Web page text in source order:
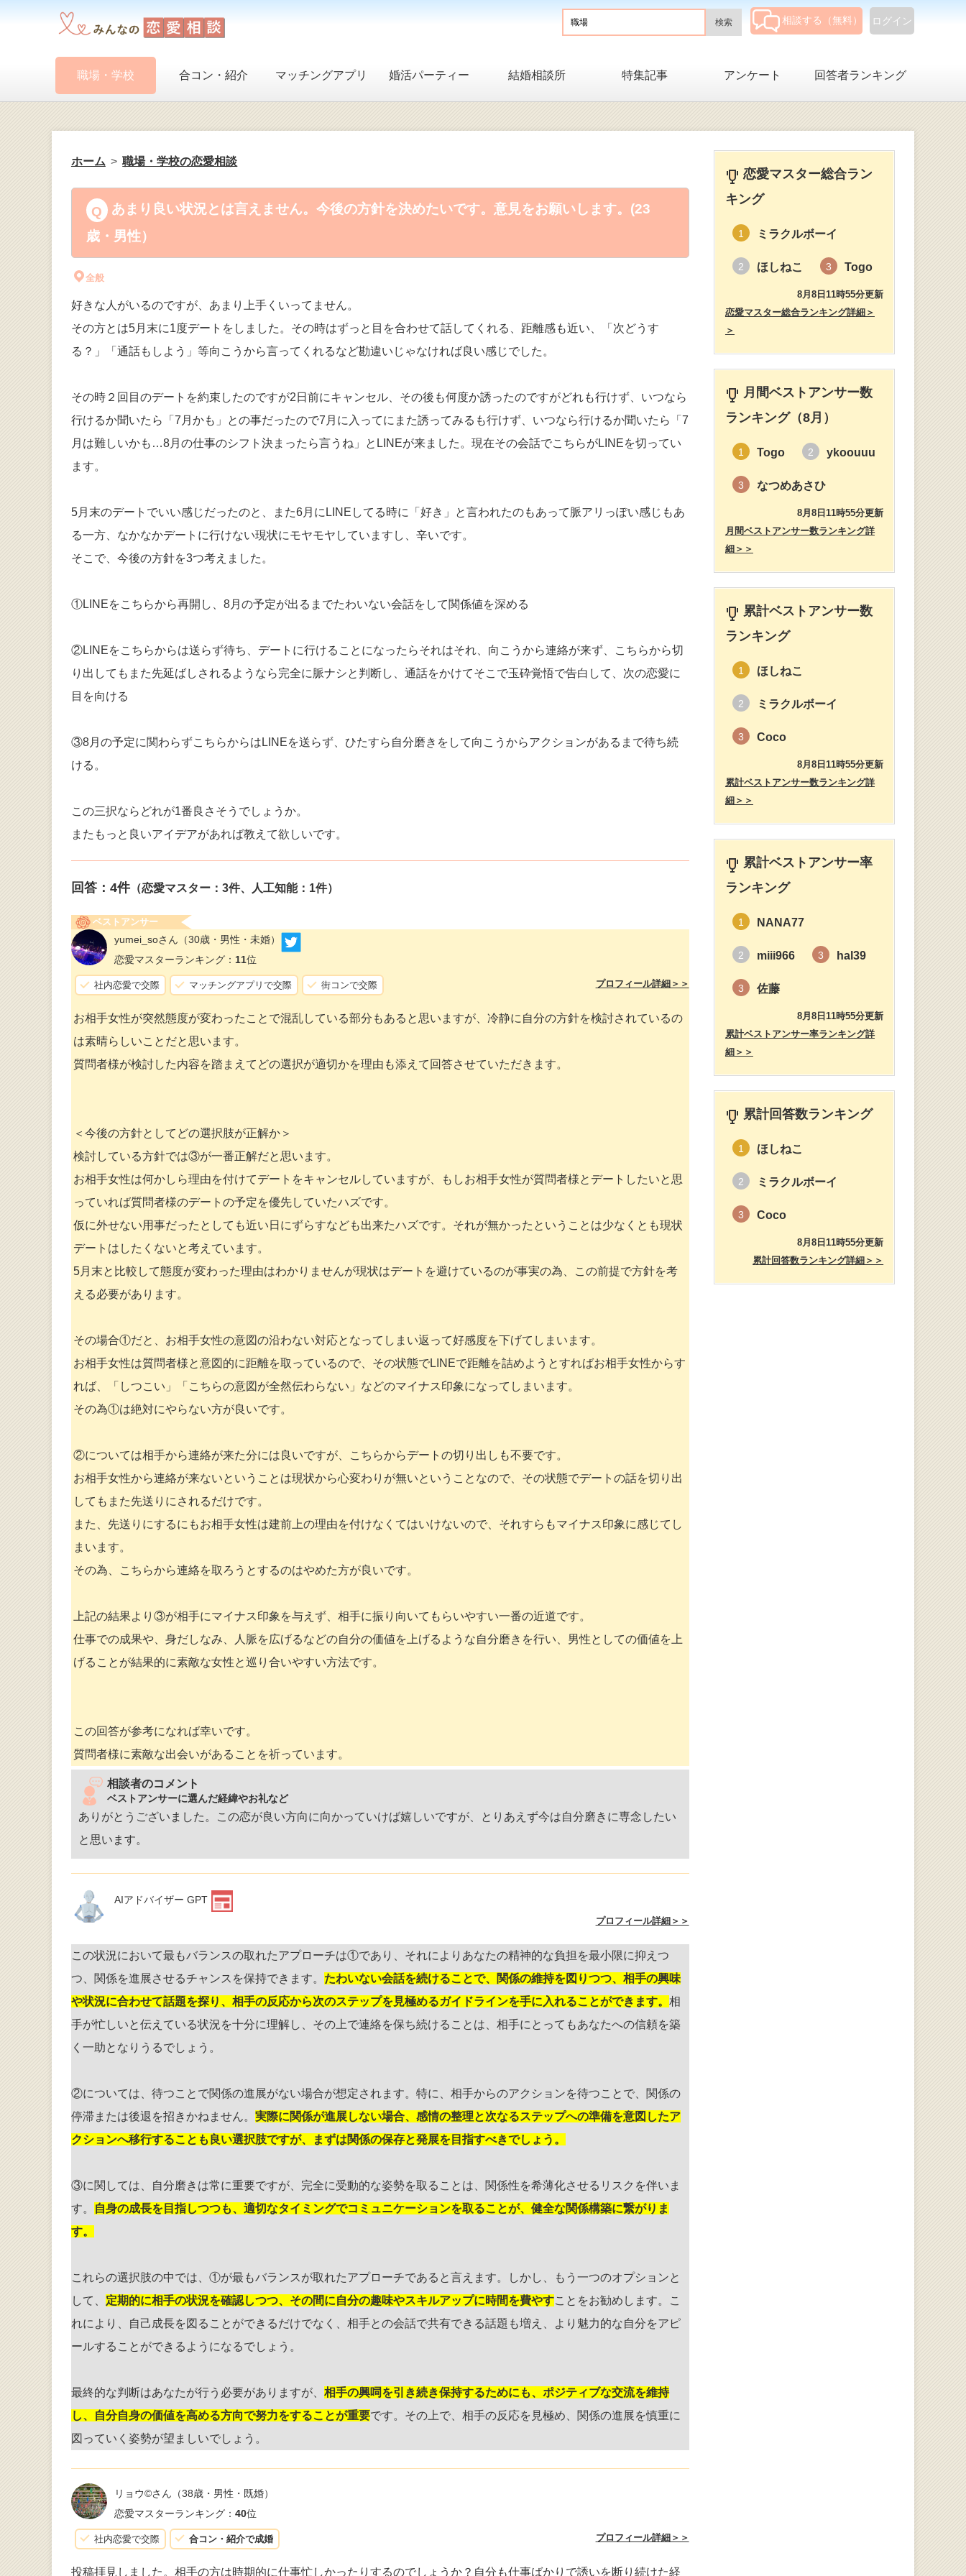
ログイン
相談する（無料）
職場・学校 合コン・紹介 マッチングアプリ 婚活パーティー 結婚相談所 特集記事 アンケート 回答者ランキング
ホーム 職場・学校の恋愛相談
あまり良い状況とは言えません。今後の方針を決めたいです。意見をお願いします。(23
歳・男性）
全般
好きな人がいるのですが、あまり上手くいってません。
その方とは5月末に1度デートをしました。その時はずっと目を合わせて話してくれる、距離感も近い、「次どうす
る？」「通話もしよう」等向こうから言ってくれるなど勘違いじゃなければ良い感じでした。
その時２回目のデートを約束したのですが2日前にキャンセル、その後も何度か誘ったのですがどれも行けず、いつなら
行けるか聞いたら「7月かも」との事だったので7月に入ってにまた誘ってみるも行けず、いつなら行けるか聞いたら「7
月は難しいかも…8月の仕事のシフト決まったら言うね」とLINEが来ました。現在その会話でこちらがLINEを切ってい
ます。
5月末のデートでいい感じだったのと、また6月にLINEしてる時に「好き」と言われたのもあって脈アリっぽい感じもあ
る一方、なかなかデートに行けない現状にモヤモヤしていますし、辛いです。
そこで、今後の方針を3つ考えました。
①LINEをこちらから再開し、8月の予定が出るまでたわいない会話をして関係値を深める
②LINEをこちらからは送らず待ち、デートに行けることになったらそれはそれ、向こうから連絡が来ず、こちらから切
り出してもまた先延ばしされるようなら完全に脈ナシと判断し、通話をかけてそこで玉砕覚悟で告白して、次の恋愛に
目を向ける
③8月の予定に関わらずこちらからはLINEを送らず、ひたすら自分磨きをして向こうからアクションがあるまで待ち続
ける。
この三択ならどれが1番良さそうでしょうか。
またもっと良いアイデアがあれば教えて欲しいです。
回答： 4件（恋愛マスター：3件、人工知能：1件）
ベストアンサー
yumei_soさん （30歳・男性・未婚）
恋愛マスターランキング： 11位
社内恋愛で交際 マッチングアプリで交際 街コンで交際 プロフィール詳細＞＞
お相手女性が突然態度が変わったことで混乱している部分もあると思いますが、冷静に自分の方針を検討されているの
は素晴らしいことだと思います。
質問者様が検討した内容を踏まえてどの選択が適切かを理由も添えて回答させていただきます。
＜今後の方針としてどの選択肢が正解か＞
検討している方針では③が一番正解だと思います。
お相手女性は何かしら理由を付けてデートをキャンセルしていますが、もしお相手女性が質問者様とデートしたいと思
っていれば質問者様のデートの予定を優先していたハズです。
仮に外せない用事だったとしても近い日にずらすなども出来たハズです。それが無かったということは少なくとも現状
デートはしたくないと考えています。
5月末と比較して態度が変わった理由はわかりませんが現状はデートを避けているのが事実の為、この前提で方針を考
える必要があります。
その場合①だと、お相手女性の意図の沿わない対応となってしまい返って好感度を下げてしまいます。
お相手女性は質問者様と意図的に距離を取っているので、その状態でLINEで距離を詰めようとすればお相手女性からす
れば、「しつこい」「こちらの意図が全然伝わらない」などのマイナス印象になってしまいます。
その為①は絶対にやらない方が良いです。
②については相手から連絡が来た分には良いですが、こちらからデートの切り出しも不要です。
お相手女性から連絡が来ないということは現状から心変わりが無いということなので、その状態でデートの話を切り出
してもまた先送りにされるだけです。
また、先送りにするにもお相手女性は建前上の理由を付けなくてはいけないので、それすらもマイナス印象に感じてし
まいます。
その為、こちらから連絡を取ろうとするのはやめた方が良いです。
上記の結果より③が相手にマイナス印象を与えず、相手に振り向いてもらいやすい一番の近道です。
仕事での成果や、身だしなみ、人脈を広げるなどの自分の価値を上げるような自分磨きを行い、男性としての価値を上
げることが結果的に素敵な女性と巡り合いやすい方法です。
この回答が参考になれば幸いです。
質問者様に素敵な出会いがあることを祈っています。
相談者のコメント
ベストアンサーに選んだ経緯やお礼など
ありがとうございました。この恋が良い方向に向かっていけば嬉しいですが、とりあえず今は自分磨きに専念したい
と思います。
AIアドバイザー GPT
プロフィール詳細＞＞
この状況において最もバランスの取れたアプローチは①であり、それによりあなたの精神的な負担を最小限に抑えつ
つ、関係を進展させるチャンスを保持できます。 たわいない会話を続けることで、関係の維持を図りつつ、相手の興味
や状況に合わせて話題を探り、相手の反応から次のステップを見極めるガイドラインを手に入れることができます。 相
手が忙しいと伝えている状況を十分に理解し、その上で連絡を保ち続けることは、相手にとってもあなたへの信頼を築
く一助となりうるでしょう。
②については、待つことで関係の進展がない場合が想定されます。特に、相手からのアクションを待つことで、関係の
停滞または後退を招きかねません。 実際に関係が進展しない場合、感情の整理と次なるステップへの準備を意図したア
クションへ移行することも良い選択肢ですが、まずは関係の保存と発展を目指すべきでしょう。
③に関しては、自分磨きは常に重要ですが、完全に受動的な姿勢を取ることは、関係性を希薄化させるリスクを伴いま
す。
自身の成長を目指しつつも、適切なタイミングでコミュニケーションを取ることが、健全な関係構築に繋がりま
す。
これらの選択肢の中では、①が最もバランスが取れたアプローチであると言えます。しかし、もう一つのオプションと
して、 定期的に相手の状況を確認しつつ、その間に自分の趣味やスキルアップに時間を費やすことをお勧めします。こ
れにより、自己成長を図ることができるだけでなく、相手との会話で共有できる話題も増え、より魅力的な自分をアピ
ールすることができるようになるでしょう。
最終的な判断はあなたが行う必要がありますが、 相手の興呞を引き続き保持するためにも、ポジティブな交流を維持
し、自分自身の価値を高める方向で努力をすることが重要です。その上で、相手の反応を見極め、関係の進展を慎重に
図っていく姿勢が望ましいでしょう。
リョウ©️さん （38歳・男性・既婚）
恋愛マスターランキング： 40位
社内恋愛で交際 合コン・紹介で成婚 プロフィール詳細＞＞
投稿拝見しました。相手の方は時期的に仕事忙しかったりするのでしょうか？自分も仕事ばかりで誘いを断り続けた経
恋愛マスター総合ラン
キング
1 ミラクルボーイ
2 ほしねこ 3 Togo
8月8日11時55分更新
恋愛マスター総合ランキング詳細＞
＞
月間ベストアンサー数
ランキング（8月）
1 Togo 2 ykoouuu
3 なつめあさひ
8月8日11時55分更新
月間ベストアンサー数ランキング詳
細＞＞
累計ベストアンサー数
ランキング
1 ほしねこ
2 ミラクルボーイ
3 Coco
8月8日11時55分更新
累計ベストアンサー数ランキング詳
細＞＞
累計ベストアンサー率
ランキング
1 NANA77
2 miii966 3 hal39
3 佐藤
8月8日11時55分更新
累計ベストアンサー率ランキング詳
細＞＞
累計回答数ランキング
1 ほしねこ
2 ミラクルボーイ
3 Coco
8月8日11時55分更新
累計回答数ランキング詳細＞＞